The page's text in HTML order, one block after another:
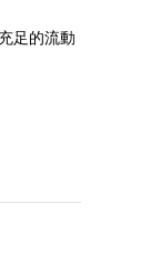
足的流動